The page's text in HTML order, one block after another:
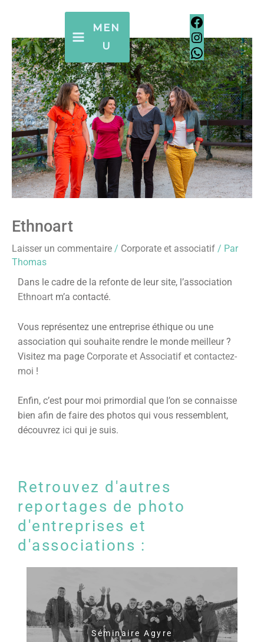
contenu
MEN
U
Ethnoart
Laisser un commentaire / Corporate et associatif / Par
Thomas
Dans le cadre de la refonte de leur site, l’association
Ethnoart m’a contacté.
Vous représentez une entreprise éthique ou une
association qui souhaite rendre le monde meilleur ?
Visitez ma page Corporate et Associatif et contactez-
moi !
Enfin, c’est pour moi primordial que l’on se connaisse
bien afin de faire des photos qui vous ressemblent,
découvrez ici qui je suis.
Retrouvez d'autres
reportages de photo
d'entreprises et
d'associations :
Séminaire Agyre